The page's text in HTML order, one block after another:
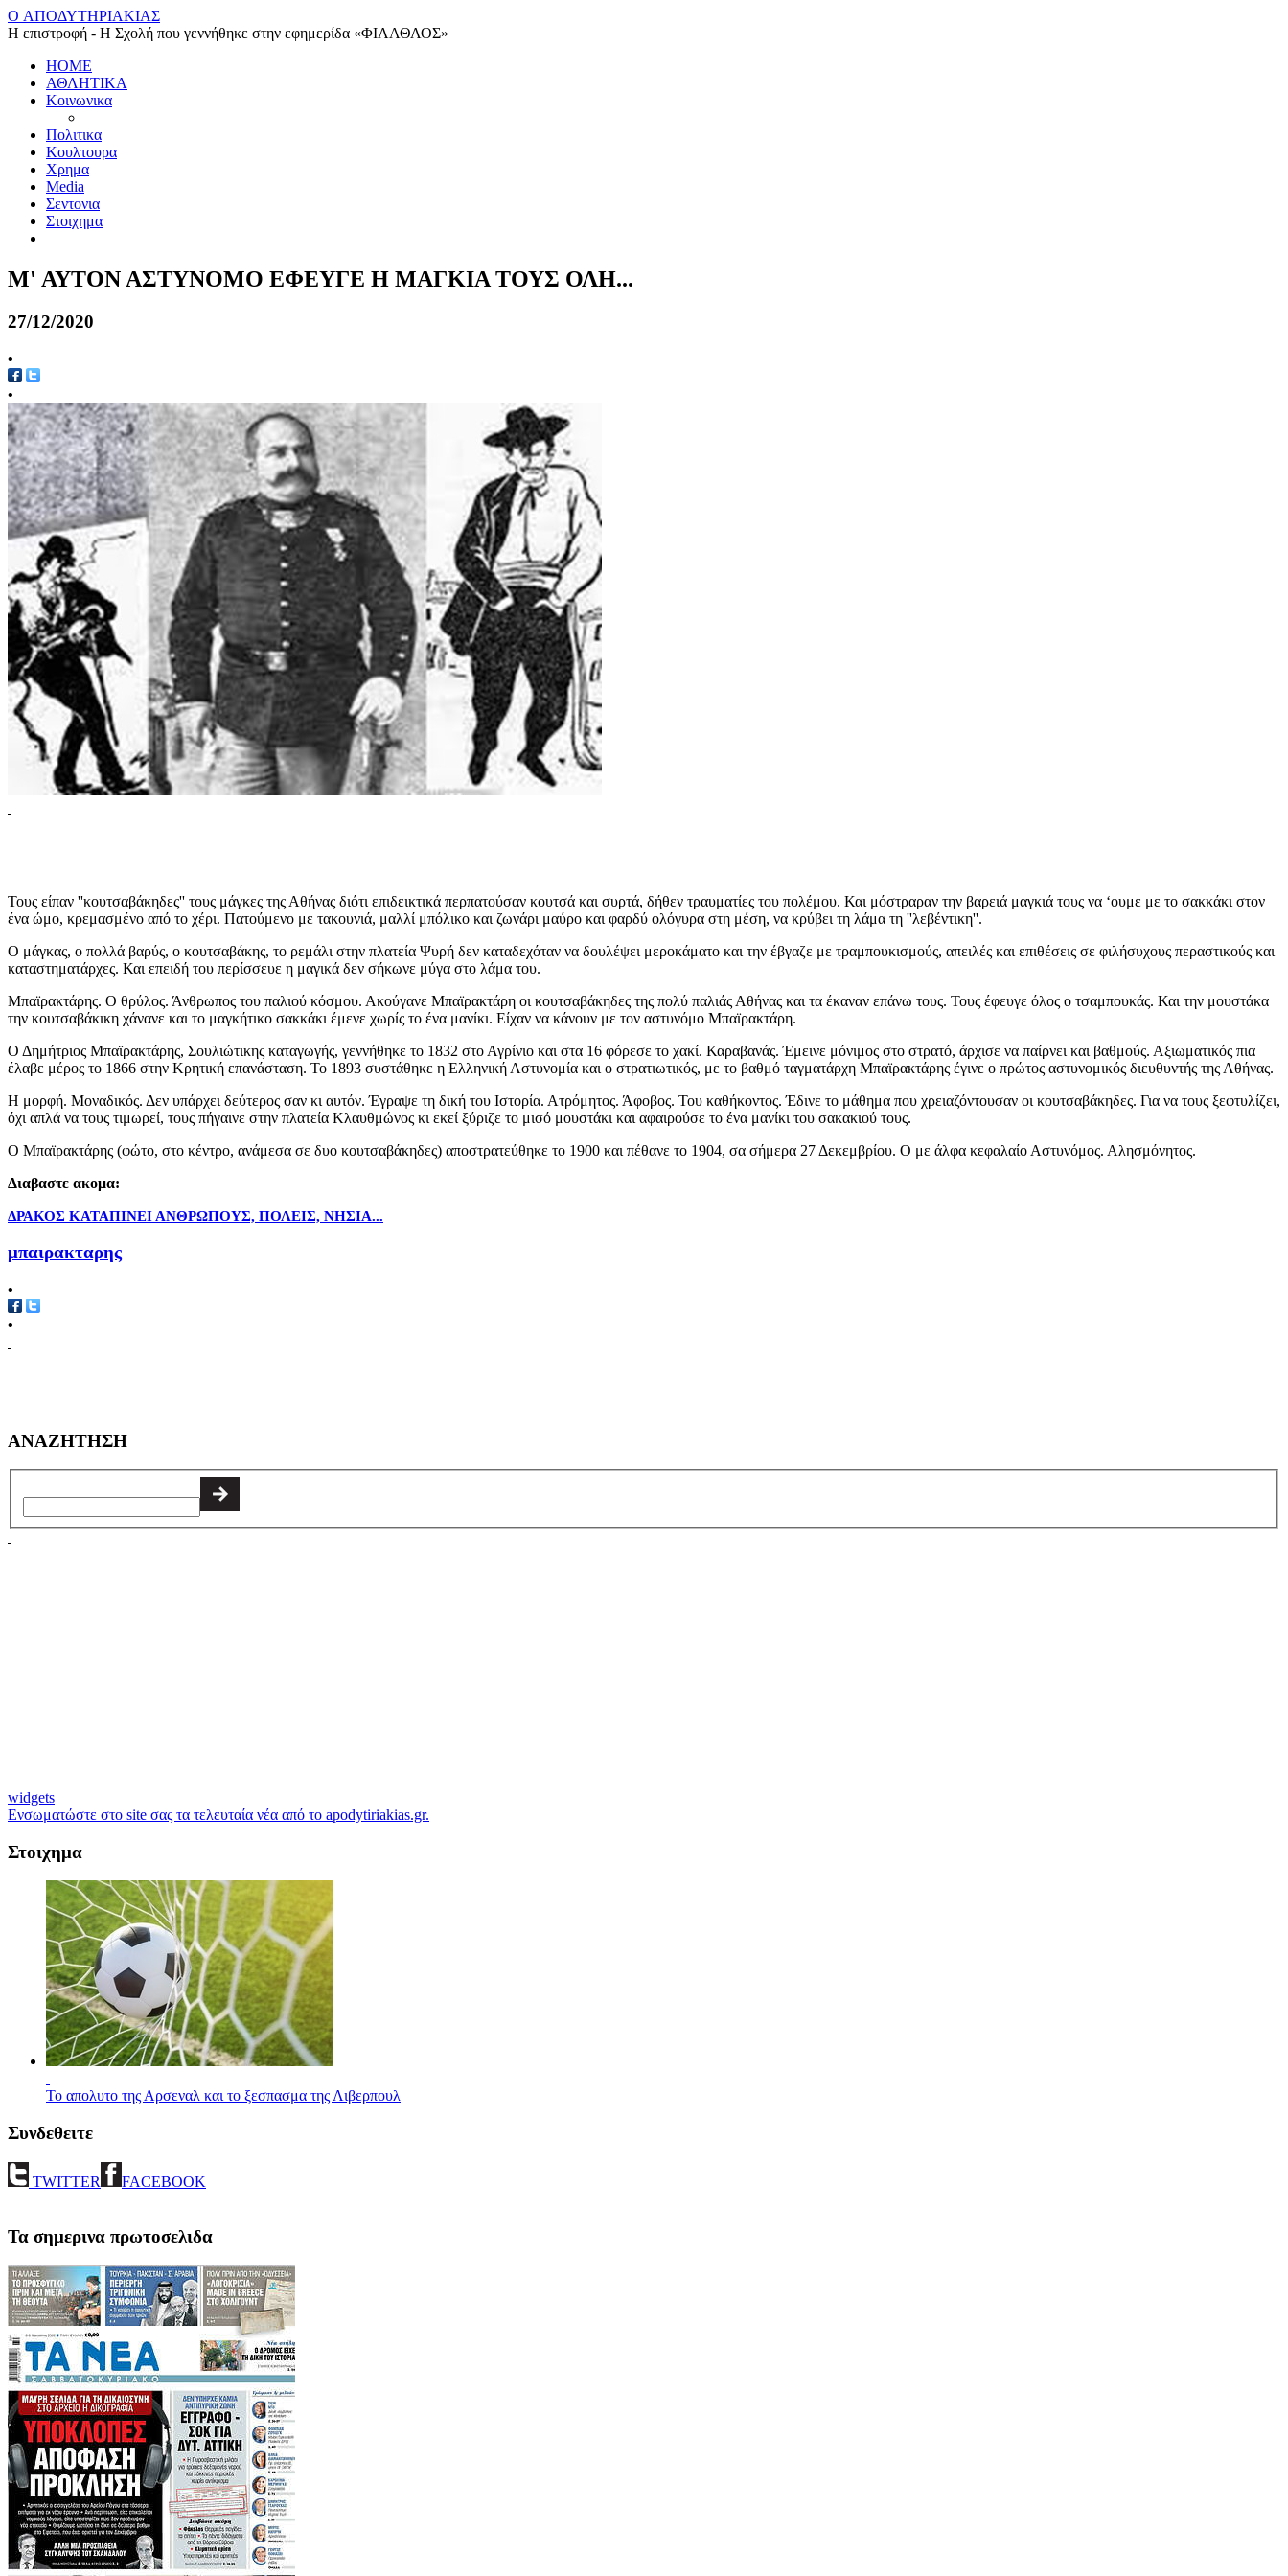
O ΑΠΟΔΥΤΗΡΙΑΚΙΑΣ
Η επιστροφή - Η Σχολή που γεννήθηκε στην εφημερίδα «ΦΙΛΑΘΛΟΣ»
HOME
ΑΘΛΗΤΙΚΑ
Κοινωνικα
Πολιτικα
Κουλτουρα
Χρημα
Media
Σεντονια
Στοιχημα
Μ' ΑΥΤΟΝ ΑΣΤΥΝΟΜΟ ΕΦΕΥΓΕ Η ΜΑΓΚΙΑ ΤΟΥΣ ΟΛΗ...
27/12/2020
•
•
Τους είπαν ''κουτσαβάκηδες'' τους μάγκες της Αθήνας διότι επιδεικτικά περπατούσαν κουτσά και συρτά, δήθεν τραυματίες του πολέμου. Και μόστραραν την βαρειά μαγκιά τους να ‘ουμε με το σακκάκι στον
ένα ώμο, κρεμασμένο από το χέρι. Πατούμενο με τακουνιά, μαλλί μπόλικο και ζωνάρι μαύρο και φαρδύ ολόγυρα στη μέση, να κρύβει τη λάμα τη ''λεβέντικη''.
Ο μάγκας, ο πολλά βαρύς, ο κουτσαβάκης, το ρεμάλι στην πλατεία Ψυρή δεν καταδεχόταν να δουλέψει μεροκάματο και την έβγαζε με τραμπουκισμούς, απειλές και επιθέσεις σε φιλήσυχους περαστικούς και
καταστηματάρχες. Και επειδή του περίσσευε η μαγικά δεν σήκωνε μύγα στο λάμα του.
Μπαϊρακτάρης. Ο θρύλος. Άνθρωπος του παλιού κόσμου. Ακούγανε Μπαϊρακτάρη οι κουτσαβάκηδες της πολύ παλιάς Αθήνας και τα έκαναν επάνω τους. Τους έφευγε όλος ο τσαμπουκάς. Και την μουστάκα
την κουτσαβάκικη χάνανε και το μαγκήτικο σακκάκι έμενε χωρίς το ένα μανίκι. Είχαν να κάνουν με τον αστυνόμο Μπαϊρακτάρη.
Ο Δημήτριος Μπαϊρακτάρης, Σουλιώτικης καταγωγής, γεννήθηκε το 1832 στο Αγρίνιο και στα 16 φόρεσε το χακί. Καραβανάς. Έμεινε μόνιμος στο στρατό, άρχισε να παίρνει και βαθμούς. Αξιωματικός πια
έλαβε μέρος το 1866 στην Κρητική επανάσταση. Το 1893 συστάθηκε η Ελληνική Αστυνομία και ο στρατιωτικός, με το βαθμό ταγματάρχη Μπαϊρακτάρης έγινε ο πρώτος αστυνομικός διευθυντής της Αθήνας.
Η μορφή. Μοναδικός. Δεν υπάρχει δεύτερος σαν κι αυτόν. Έγραψε τη δική του Ιστορία. Ατρόμητος. Άφοβος. Του καθήκοντος. Έδινε το μάθημα που χρειαζόντουσαν οι κουτσαβάκηδες. Για να τους ξεφτυλίζει,
όχι απλά να τους τιμωρεί, τους πήγαινε στην πλατεία Κλαυθμώνος κι εκεί ξύριζε το μισό μουστάκι και αφαιρούσε το ένα μανίκι του σακακιού τους.
Ο Μπαϊρακτάρης (φώτο, στο κέντρο, ανάμεσα σε δυο κουτσαβάκηδες) αποστρατεύθηκε το 1900 και πέθανε το 1904, σα σήμερα 27 Δεκεμβρίου. Ο με άλφα κεφαλαίο Αστυνόμος. Αλησμόνητος.
Διαβαστε ακομα:
ΔΡΑΚΟΣ ΚΑΤΑΠΙΝΕΙ ΑΝΘΡΩΠΟΥΣ, ΠΟΛΕΙΣ, ΝΗΣΙΑ...
μπαιρακταρης
•
•
ΑΝΑΖΗΤΗΣΗ
widgets
Ενσωματώστε στο site σας τα τελευταία νέα από το apodytiriakias.gr.
Στοιχημα
Το απολυτο της Αρσεναλ και το ξεσπασμα της Λιβερπουλ
Συνδεθειτε
TWITTER FACEBOOK
Τα σημερινα πρωτοσελιδα